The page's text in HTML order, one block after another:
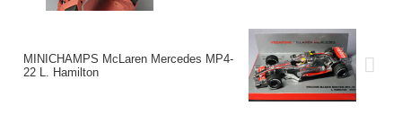
MINICHAMPS McLaren Mercedes MP4-
22 L. Hamilton